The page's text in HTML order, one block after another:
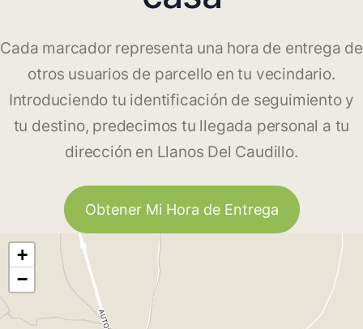
Cada marcador representa una hora de entrega de
otros usuarios de parcello en tu vecindario.
Introduciendo tu identificación de seguimiento y
tu destino, predecimos tu llegada personal a tu
dirección en Llanos Del Caudillo.
Obtener Mi Hora de Entrega
+
−